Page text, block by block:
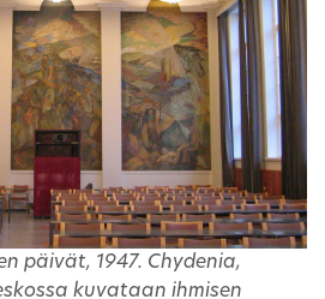
päivät, 1947. Chydenia,
kuvataan ihmisen